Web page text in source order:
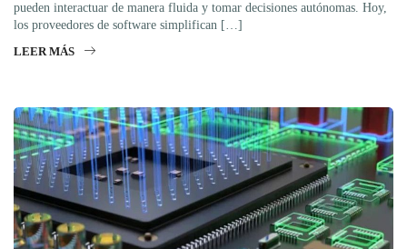
pueden interactuar de manera fluida y tomar decisiones autónomas. Hoy,
los proveedores de software simplifican […]
LEER MÁS